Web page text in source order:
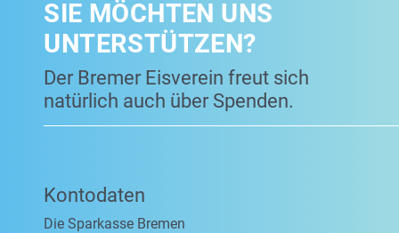
SIE MÖCHTEN UNS
UNTERSTÜTZEN?
Der Bremer Eisverein freut sich
natürlich auch über Spenden.
Kontodaten
Die Sparkasse Bremen